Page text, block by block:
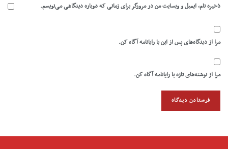
ذخیره نام، ایمیل و وبسایت من در مرورگر برای زمانی که دوباره دیدگاهی می‌نویسم.
مرا از دیدگاه‌های پس از این با رایانامه آگاه کن.
مرا از نوشته‌های تازه با رایانامه آگاه کن.